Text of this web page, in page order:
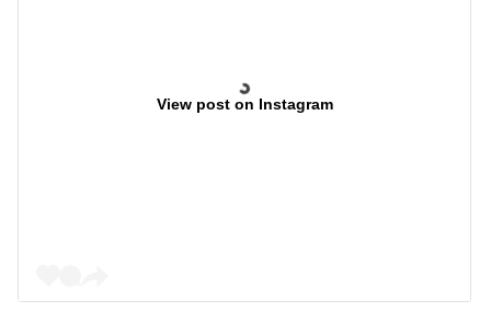
View post on Instagram